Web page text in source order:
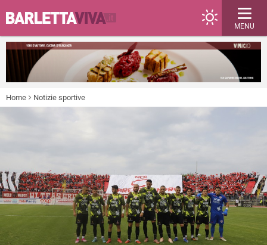
MENU
Home Notizie sportive